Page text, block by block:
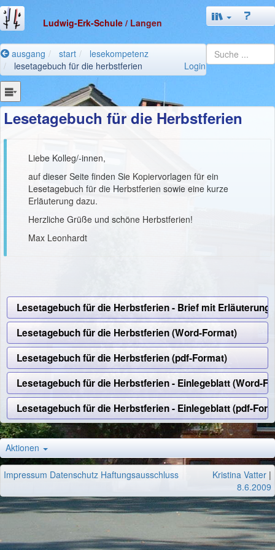
Ludwig-Erk-Schule / Langen
ausgang start
lesekompetenz
lesetagebuch für die herbstferien
Login
Lesetagebuch für die Herbstferien
Liebe Kolleg/-innen,
auf dieser Seite finden Sie Kopiervorlagen für ein
Lesetagebuch für die Herbstferien sowie eine kurze
Erläuterung dazu.
Herzliche Grüße und schöne Herbstferien!
Max Leonhardt
Lesetagebuch für die Herbstferien - Brief mit
Lesetagebuch für die Herbstferien (Word-Format)
Lesetagebuch für die Herbstferien (pdf-Format)
Lesetagebuch für die Herbstferien - Einlegeblatt (Word-
Lesetagebuch für die Herbstferien - Einlegeblatt (pdf-
Aktionen
Impressum Datenschutz Haftungsausschluss Kristina Vatter |
8.6.2009